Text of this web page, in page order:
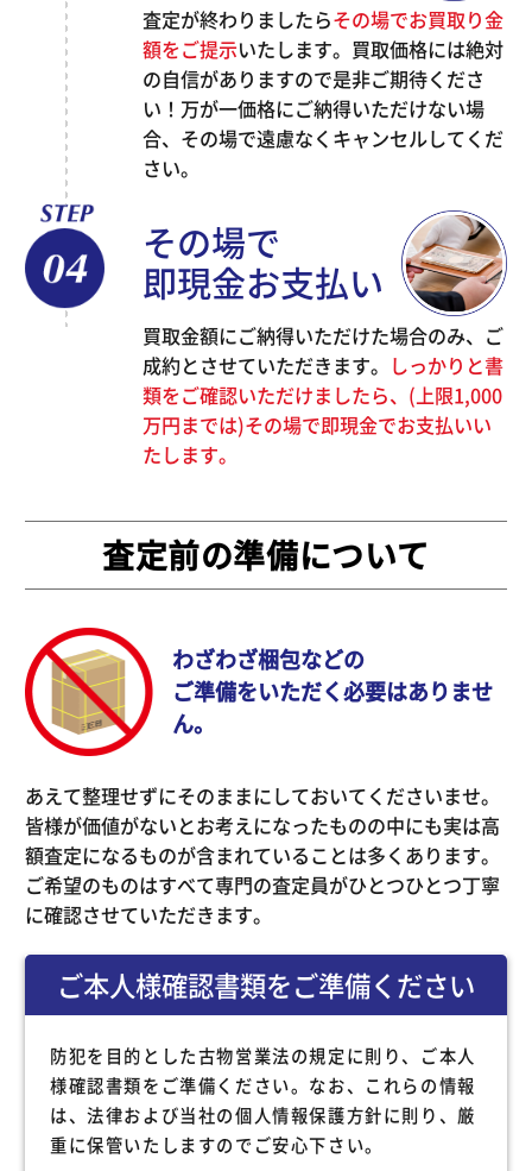
査定が終わりましたらその場でお買取り金
額をご提示いたします。買取価格には絶対
の自信がありますので是非ご期待くださ
い！万が一価格にご納得いただけない場
合、その場で遠慮なくキャンセルしてくだ
さい。
その場で
即現金お支払い
買取金額にご納得いただけた場合のみ、ご
成約とさせていただきます。 しっかりと書
類をご確認いただけましたら、(上限1,000
万円までは)その場で即現金でお支払いい
たします。
査定前の準備について
わざわざ梱包などの
ご準備をいただく必要はありませ
ん。
あえて整理せずにそのままにしておいてくださいませ。
皆様が価値がないとお考えになったものの中にも実は高
額査定になるものが含まれていることは多くあります。
ご希望のものはすべて専門の査定員がひとつひとつ丁寧
に確認させていただきます。
ご本人様確認書類をご準備ください
防犯を目的とした古物営業法の規定に則り、ご本人
様確認書類をご準備ください。なお、これらの情報
は、法律および当社の個人情報保護方針に則り、厳
重に保管いたしますのでご安心下さい。